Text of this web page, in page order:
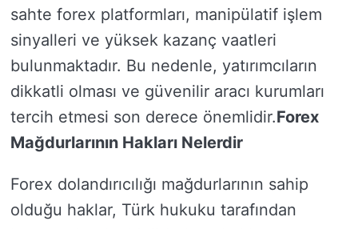
sahte forex platformları, manipülatif işlem
sinyalleri ve yüksek kazanç vaatleri
bulunmaktadır. Bu nedenle, yatırımcıların
dikkatli olması ve güvenilir aracı kurumları
tercih etmesi son derece önemlidir.Forex
Mağdurlarının Hakları Nelerdir
Forex dolandırıcılığı mağdurlarının sahip
olduğu haklar, Türk hukuku tarafından